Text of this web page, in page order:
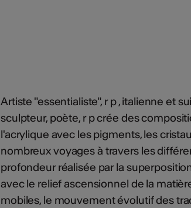
Artiste "essentialiste", r p , italienne et
sculpteur, poète, r p crée des
l'acrylique avec les pigments, les
nombreux voyages à travers les
profondeur réalisée par la
avec le relief ascensionnel de la
mobiles, le mouvement évolutif des